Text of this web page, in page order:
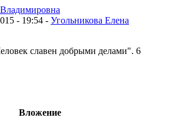
- 19:54 - Угольникова Елена
славен добрыми делами". 6
Вложение